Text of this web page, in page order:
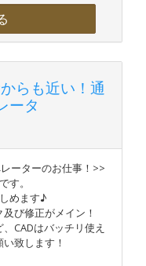
らも近い！通
ータ
ーターのお仕事！>>
す。
めます♪
び修正がメイン！
CADはバッチリ使え
致します！